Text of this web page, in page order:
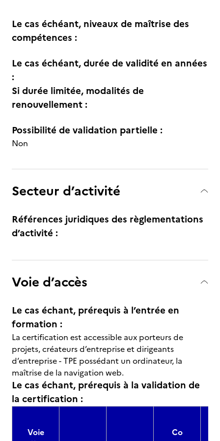
Le cas échéant, niveaux de maîtrise des
compétences :
Le cas échéant, durée de validité en années
:
Si durée limitée, modalités de
renouvellement :
Possibilité de validation partielle :
Non
Secteur d’activité
Références juridiques des règlementations
d’activité :
Voie d’accès
Le cas échant, prérequis à l’entrée en
formation :
La certification est accessible aux porteurs de
projets, créateurs d’entreprise et dirigeants
d’entreprise - TPE possédant un ordinateur, la
maîtrise de la navigation web.
Le cas échant, prérequis à la validation de
la certification :
Voie
Co